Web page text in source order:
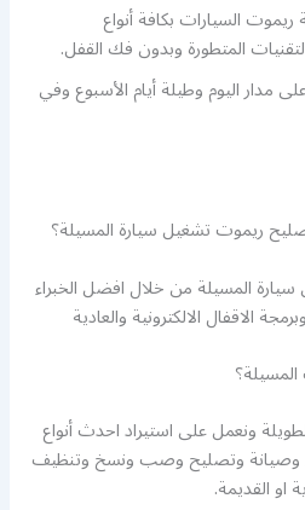
السيارات بكافة أنواع
المتطورة وبدون فك القفل.
مدار اليوم وطيلة أيام الأسبوع وفي
ريموت تشغيل سيارة المسيلة؟
المسيلة من خلال افضل الخبراء
الاقفال الالكترونية والعادية
ونعمل على استيراد احدث أنواع
وصيانة وتصليح وصب ونسخ وتنظيف
او القديمة.